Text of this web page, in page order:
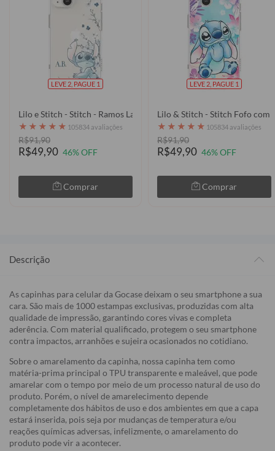
LEVE 2, PAGUE 1
Lilo e Stitch - Stitch - Ramos Laterais
★ ★ ★ ★ ★ 105834 avaliações
R$91,90
R$49,90 46% OFF
Comprar
LEVE 2, PAGUE 1
Lilo & Stitch - Stitch Fofo com
★ ★ ★ ★ ★ 105834 avaliações
R$91,90
R$49,90 46% OFF
Comprar
Descrição
As capinhas para celular da Gocase deixam o seu smartphone a sua
cara. São mais de 1000 estampas exclusivas, produzidas com alta
qualidade de impressão, garantindo cores vivas e completa
aderência. Com material qualificado, protegem o seu smartphone
contra impactos, arranhões e sujeira ocasionados no cotidiano.
Sobre o amarelamento da capinha, nossa capinha tem como
matéria-prima principal o TPU transparente e maleável, que pode
amarelar com o tempo por meio de um processo natural de uso do
produto. Porém, o nível de amarelecimento depende
completamente dos hábitos de uso e dos ambientes em que a capa
estará inserida, pois seja por mudanças de temperatura e/ou
reações químicas adversas, infelizmente, o amarelamento do
produto pode vir a acontecer.